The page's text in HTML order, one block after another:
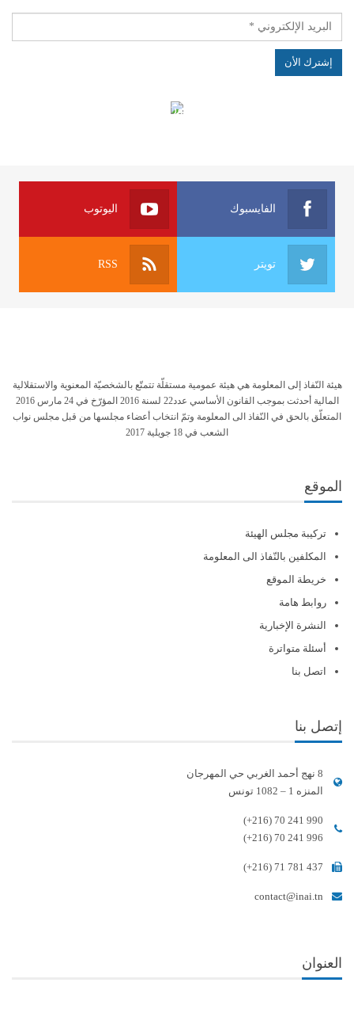
الهياكل الخاضعة لقانون النفاذ إلى المعلومة
الفايسبوك اليوتوب
تويتر RSS
هيئة النّفاذ إلى المعلومة هي هيئة عمومية مستقلّة تتمتّع بالشخصيّة المعنوية والاستقلالية
المالية أحدثت بموجب القانون الأساسي عدد22 لسنة 2016 المؤرّخ في 24 مارس 2016
المتعلّق بالحق في النّفاذ الى المعلومة وتمّ انتخاب أعضاء مجلسها من قبل مجلس نواب
الشعب في 18 جويلية 2017
الموقع
تركيبة مجلس الهيئة
المكلفين بالنّفاذ الى المعلومة
خريطة الموقع
روابط هامة
النشرة الإخبارية
أسئلة متواترة
اتصل بنا
إتصل بنا
8 نهج أحمد الغربي حي المهرجان
المنزه 1 – 1082 تونس
(+216) 70 241 990
(+216) 70 241 996
(+216) 71 781 437
contact@inai.tn
العنوان